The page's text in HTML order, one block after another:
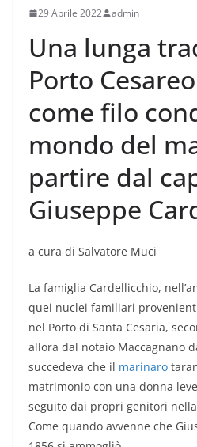
29 Aprile 2022 admin
Una lunga
Porto
come filo
mondo del
partire dal
Giuseppe
a cura di Salvatore Muci
La famiglia Cardellicchio,
quei nuclei familiari
nel Porto di Santa Cesaria,
allora dal notaio Maccagnano
succedeva che il marinaro
matrimonio con una donna
seguito dai propri genitori
Come quando avvenne che